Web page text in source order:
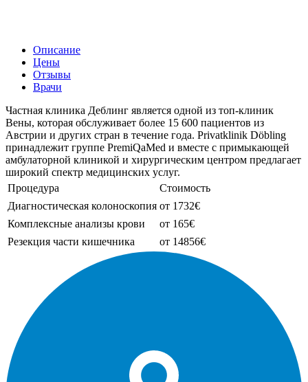
Описание
Цены
Отзывы
Врачи
Частная клиника Деблинг является одной из топ-клиник
Вены, которая обслуживает более 15 600 пациентов из
Австрии и других стран в течение года. Privatklinik Döbling
принадлежит группе PremiQaMed и вместе с примыкающей
амбулаторной клиникой и хирургическим центром предлагает
широкий спектр медицинских услуг.
Процедура
Стоимость
Диагностическая колоноскопия от 1732€
Комплексные анализы крови
от 165€
Резекция части кишечника
от 14856€